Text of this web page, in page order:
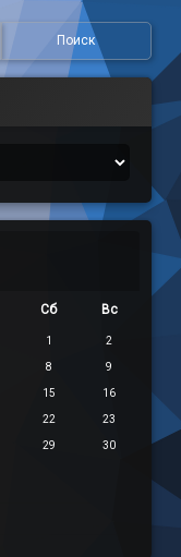
Сб Вс
1 2
8 9
15 16
22 23
29 30